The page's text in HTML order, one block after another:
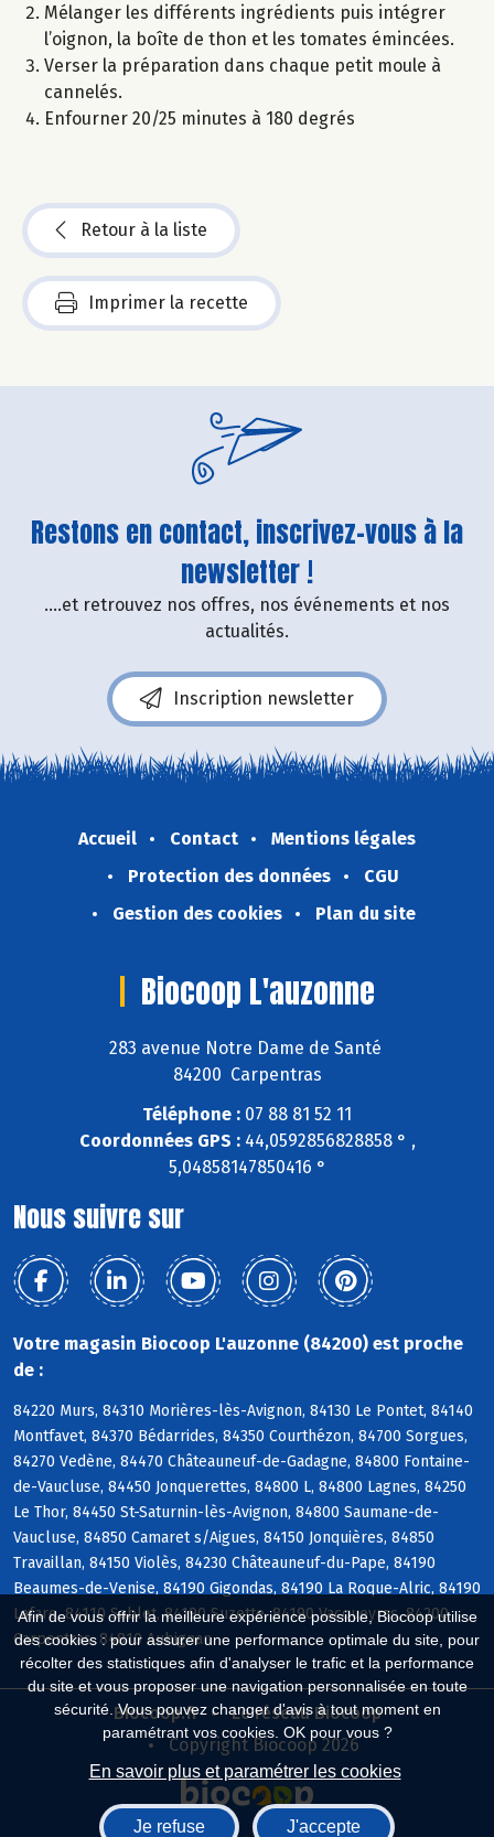
Afin de vous offrir la meilleure expérience possible, Biocoop utilise
des cookies : pour assurer une performance optimale du site, pour
récolter des statistiques afin d'analyser le trafic et la performance
du site et vous proposer une navigation personnalisée en toute
sécurité. Vous pouvez changer d'avis à tout moment en
paramétrant vos cookies. OK pour vous ?
En savoir plus et paramétrer les cookies
Je refuse J'accepte
Mélanger les différents ingrédients puis intégrer
l’oignon, la boîte de thon et les tomates émincées.
Verser la préparation dans chaque petit moule à
cannelés.
Enfourner 20/25 minutes à 180 degrés
Retour à la liste
Imprimer la recette
Restons en contact, inscrivez-vous à la
newsletter !
....et retrouvez nos offres, nos événements et nos
actualités.
Inscription newsletter
Accueil Contact
Mentions légales
Protection des données
CGU
Gestion des cookies
Plan du site
Biocoop L'auzonne
283 avenue Notre Dame de Santé
84200 Carpentras
Téléphone : 07 88 81 52 11
Coordonnées GPS :44,0592856828858 ° ,
5,04858147850416 °
Nous suivre sur
Votre magasin Biocoop L'auzonne (84200) est proche
de :
84220 Murs, 84310 Morières-lès-Avignon, 84130 Le Pontet, 84140
Montfavet, 84370 Bédarrides, 84350 Courthézon, 84700 Sorgues,
84270 Vedène, 84470 Châteauneuf-de-Gadagne, 84800 Fontaine-
de-Vaucluse, 84450 Jonquerettes, 84800 L, 84800 Lagnes, 84250
Le Thor, 84450 St-Saturnin-lès-Avignon, 84800 Saumane-de-
Vaucluse, 84850 Camaret s/Aigues, 84150 Jonquières, 84850
Travaillan, 84150 Violès, 84230 Châteauneuf-du-Pape, 84190
Beaumes-de-Venise, 84190 Gigondas, 84190 La Roque-Alric, 84190
Lafare, 84110 Sablet, 84190 Suzette, 84190 Vacqueyras, 84200
Carpentras, 84810 Aubignan
Biocoop.fr
Le réseau Biocoop
Copyright Biocoop 2026